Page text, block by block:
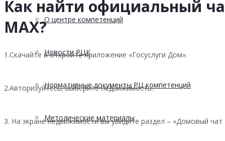
О центре компетенций
Новости РЦК
Нормативные документы РЦ компетенций
Методические материалы
Как найти официальный
MAX?
1.Скачайте и откройте приложение «Госуслуги Дом».
2.Авторизуйтесь, выберите недвижимость.
3. На экране недвижимости вы увидите раздел – «Домовый